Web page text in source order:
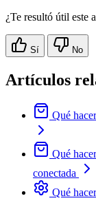
¿Te resultó útil este
Sí No
Artículos
Qué
Qué
conectada
Qué